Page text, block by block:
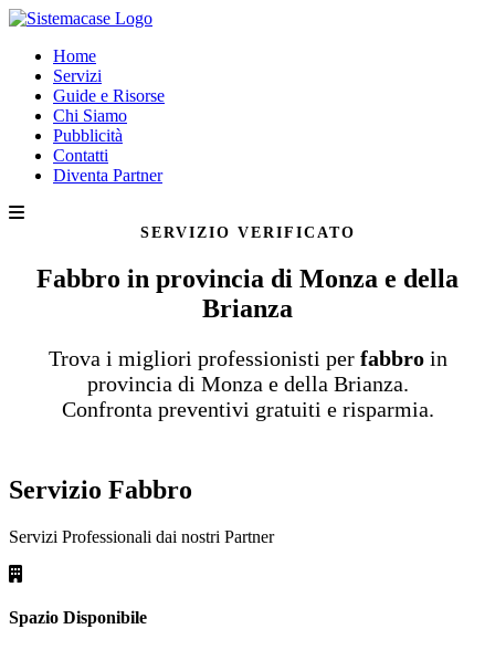
Home
Servizi
Guide e Risorse
Chi Siamo
Pubblicità
Contatti
Diventa Partner
SERVIZIO VERIFICATO
Fabbro in provincia di Monza e della
Brianza
Trova i migliori professionisti per fabbro in
provincia di Monza e della Brianza.
Confronta preventivi gratuiti e risparmia.
Servizio Fabbro
Servizi Professionali dai nostri Partner
Spazio Disponibile